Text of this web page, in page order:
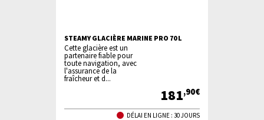
STEAMY GLACIÈRE MARINE PRO 70 L
Cette glacière est un
partenaire fiable pour
toute navigation, avec
l'assurance de la
fraîcheur et d...
181,90€
DÉLAI EN LIGNE : 30 JOURS